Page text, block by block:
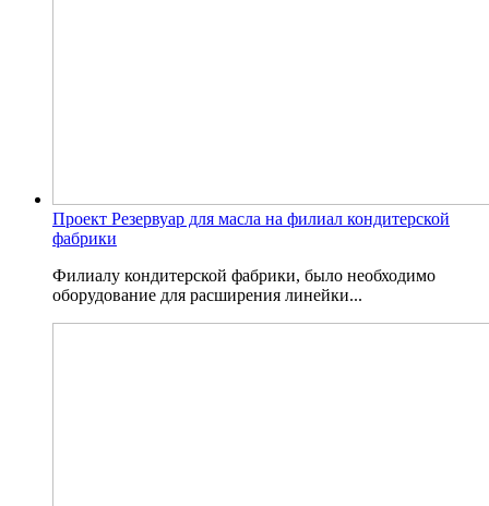
Проект Резервуар для масла на филиал кондитерской
фабрики
Филиалу кондитерской фабрики, было необходимо
оборудование для расширения линейки...